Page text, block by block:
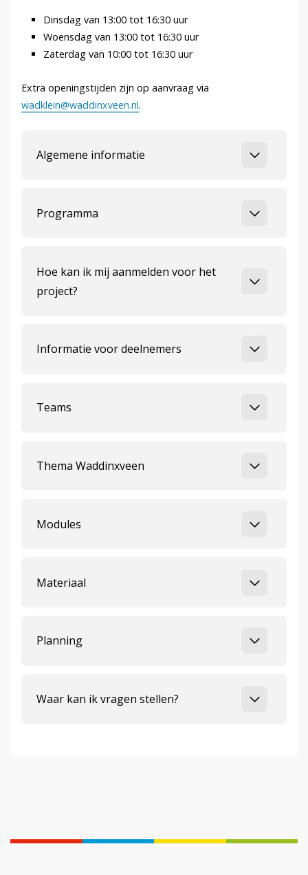
Dinsdag van 13:00 tot 16:30 uur
Woensdag van 13:00 tot 16:30 uur
Zaterdag van 10:00 tot 16:30 uur
Extra openingstijden zijn op aanvraag via
wadklein@waddinxveen.nl.
Algemene informatie
Programma
Hoe kan ik mij aanmelden voor het
project?
Informatie voor deelnemers
Teams
Thema Waddinxveen
Modules
Materiaal
Planning
Waar kan ik vragen stellen?